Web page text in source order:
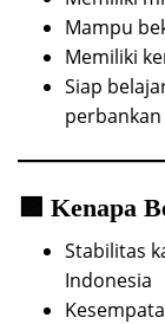
Mampu
Memiliki
Siap
🟩 Kenapa
Stabilitas
Indonesia